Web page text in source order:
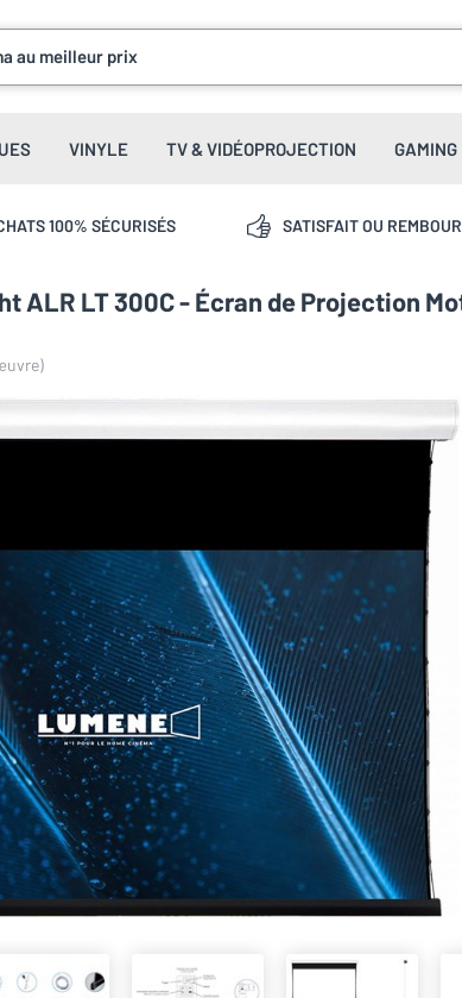
au meilleur prix
VINYLE TV & VIDÉOPROJECTION GAMING
100% SÉCURISÉS SATISFAIT OU
ALR LT 300C - Écran de Projection